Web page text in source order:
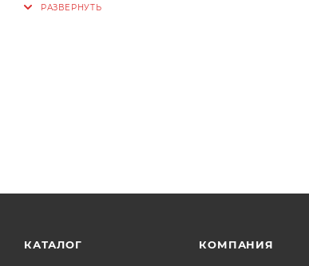
Монтаж: пристенная
КАТАЛОГ КОМПАНИЯ